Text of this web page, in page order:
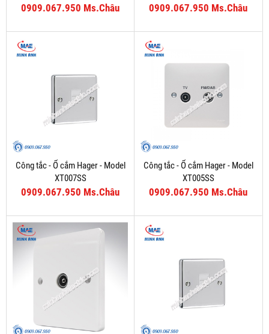
0909.067.950 Ms.Châu 0909.067.950 Ms.Châu
Công tắc - Ổ cắm Hager - Model
XT007SS
0909.067.950 Ms.Châu
Công tắc - Ổ cắm Hager - Model
XT005SS
0909.067.950 Ms.Châu